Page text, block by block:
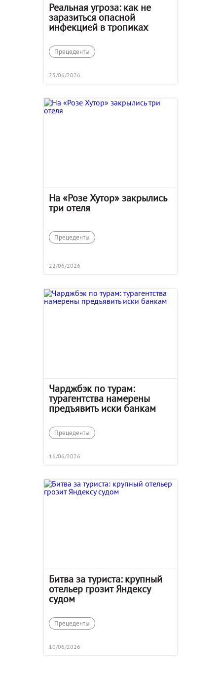
Реальная угроза: как не
заразиться опасной
инфекцией в тропиках
Прецеденты
25/06/2026
На «Розе Хутор» закрылись
три отеля
Прецеденты
22/06/2026
Чарджбэк по турам:
турагентства намерены
предъявить иски банкам
Прецеденты
16/06/2026
Битва за туриста: крупный
отельер грозит Яндексу
судом
Прецеденты
10/06/2026